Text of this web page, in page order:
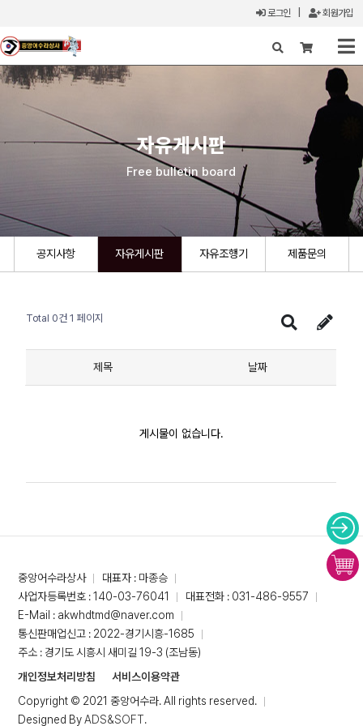
로그인 회원가입
X
자유게시판
Free bulletin board
공지사항 자유게시판 자유조행기 제품문의
Total 0건 1 페이지
제목 날짜
게시물이 없습니다.
중앙어수라상사
대표자 : 마종승
사업자등록번호 : 140-03-76041
대표전화 : 031-486-9557
E-Mail : akwhdtmd@naver.com
통신판매업신고 : 2022-경기시흥-1685
주소 : 경기도 시흥시 새미길 19-3 (조남동)
개인정보처리방침
서비스이용약관
Copyright © 2021 중앙어수라. All rights reserved.
Designed ByADS&SOFT.